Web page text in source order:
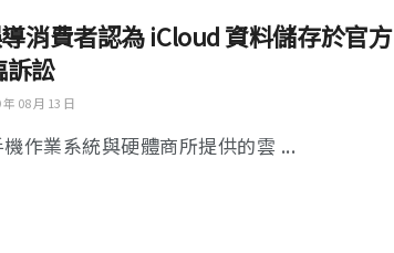
消費者認為 iCloud 資料儲存於官方
訴訟
08 月 13 日
作業系統與硬體商所提供的雲 ...